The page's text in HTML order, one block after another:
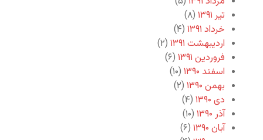
تیر ۱۳۹۱
(۸)
خرداد ۱۳۹۱
(۴)
اردیبهشت ۱۳۹۱
(۲)
فروردین ۱۳۹۱
(۶)
اسفند ۱۳۹۰
(۱۰)
بهمن ۱۳۹۰
(۲)
دی ۱۳۹۰
(۴)
آذر ۱۳۹۰
(۱۰)
آبان ۱۳۹۰
(۶)